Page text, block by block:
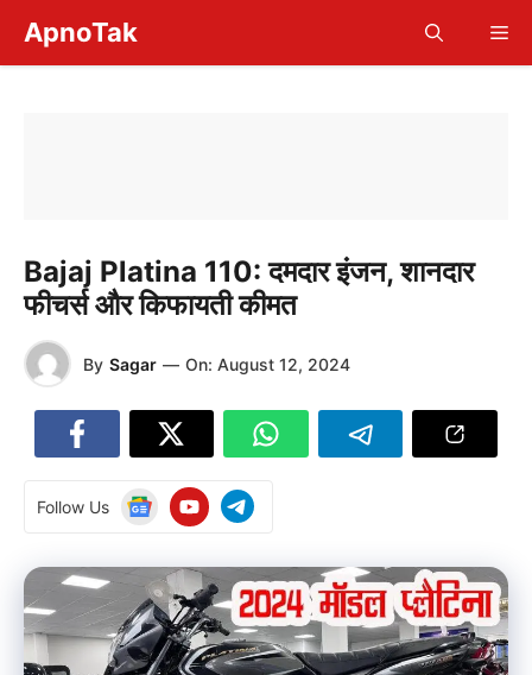
content
ApnoTak
Bajaj Platina 110: दमदार इंजन, शानदार
फीचर्स और किफायती कीमत
By Sagar — On: August 12, 2024
Follow Us